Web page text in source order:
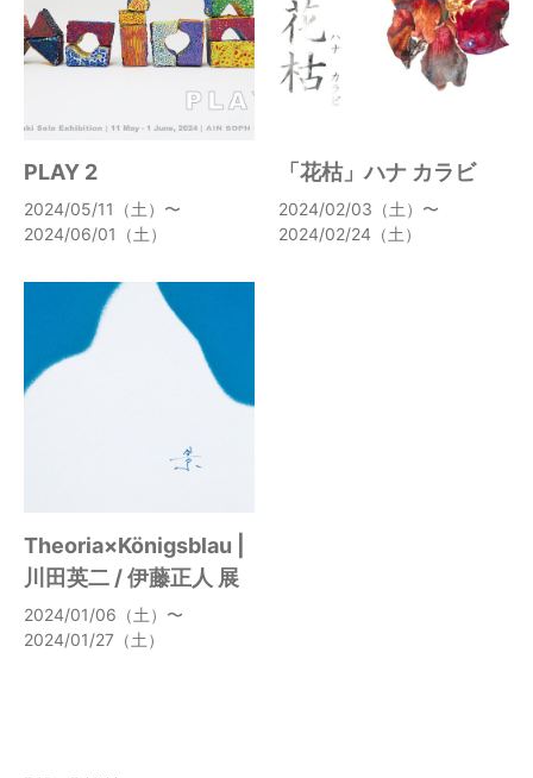
PLAY 2
2024/05/11（土）〜
2024/06/01（土）
「花枯」ハナ カラビ
2024/02/03（土）〜
2024/02/24（土）
Theoria×Königsblau |
川田英二 / 伊藤正人 展
2024/01/06（土）〜
2024/01/27（土）